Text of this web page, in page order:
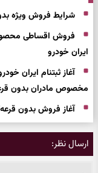
شرایط فروش ویژه
فروش اقساطی
ایران خودرو
آغاز ثبتنام ایران
مخصوص مادران بدون
آغاز فروش بدون
ارسال نظر: